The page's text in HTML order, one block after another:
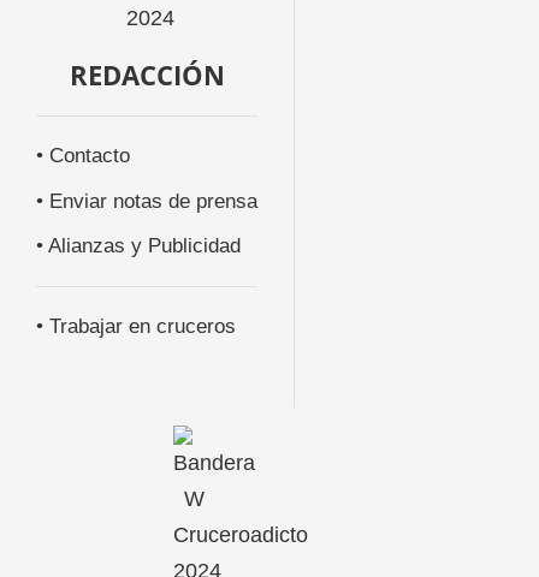
REDACCIÓN
• Contacto
• Enviar notas de prensa
• Alianzas y Publicidad
• Trabajar en cruceros